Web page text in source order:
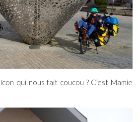
qui nous fait coucou ? C’est Mamie